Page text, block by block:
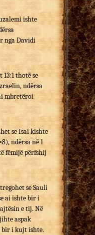
ishte
nga Davidi
thotë se
ndërsa
mbretëroi
se Isai kishte
ndërsa në 1
fëmijë përfshij
se Sauli
ai ishte bir i
e tij. Në
aspak
bir i kujt ishte.